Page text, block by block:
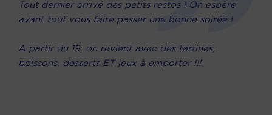
Tout dernier arrivé des petits restos ! On espère
avant tout vous faire passer une bonne soirée !
A partir du 19, on revient avec des tartines,
boissons, desserts ET jeux à emporter !!!